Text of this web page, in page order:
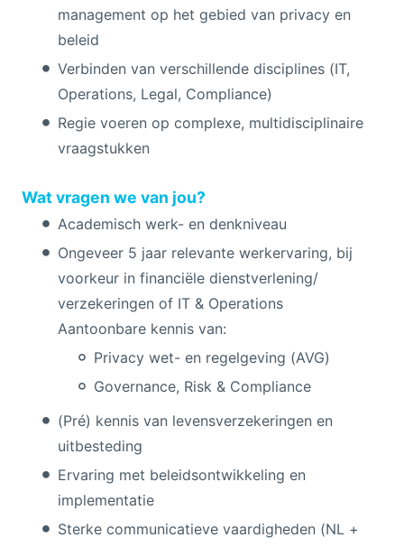
management op het gebied van privacy en
beleid
Verbinden van verschillende disciplines (IT,
Operations, Legal, Compliance)
Regie voeren op complexe, multidisciplinaire
vraagstukken
Wat vragen we van jou?
Academisch werk- en denkniveau
Ongeveer 5 jaar relevante werkervaring, bij
voorkeur in financiële dienstverlening/
verzekeringen of IT & Operations
Aantoonbare kennis van:
Privacy wet- en regelgeving (AVG)
Governance, Risk & Compliance
(Pré) kennis van levensverzekeringen en
uitbesteding
Ervaring met beleidsontwikkeling en
implementatie
Sterke communicatieve vaardigheden (NL +